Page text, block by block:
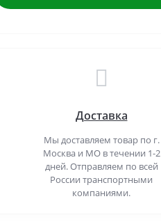
Доставка
Мы доставляем товар по г.
Москва и МО в течении 1-2
дней. Отправляем по всей
России транспортными
компаниями.